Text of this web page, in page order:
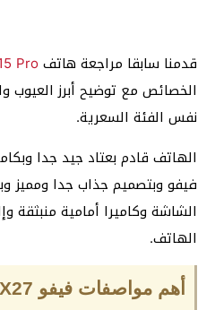
قدمنا سابقا مراجعة هاتف Pro
الخصائص مع توضيح أبرز العيوب
نفس الفئة السعرية.
الهاتف قادم بعتاد جيد جدا
فيفو وبتصميم جذاب جدا
الشاشة وكاميرا أمامية منبثقة
الهاتف.
أهم مواصفات فيفو X27